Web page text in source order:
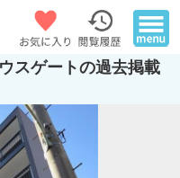
スゲートの過去掲載